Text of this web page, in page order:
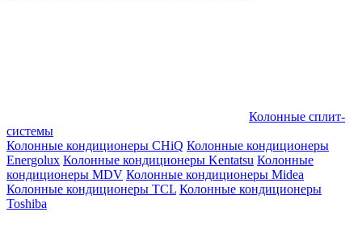
Колонные сплит-
системы
Колонные кондиционеры CHiQ Колонные кондиционеры
Energolux Колонные кондиционеры Kentatsu Колонные
кондиционеры MDV Колонные кондиционеры Midea
Колонные кондиционеры TCL Колонные кондиционеры
Toshiba